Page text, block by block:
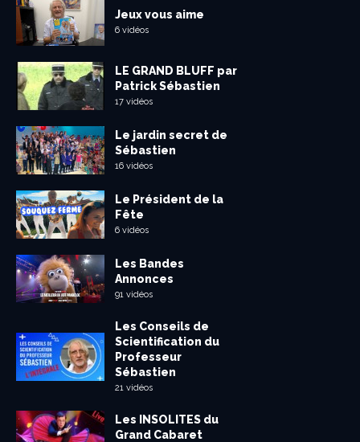
Jeux vous aime
6 vidéos
LE GRAND BLUFF par
Patrick Sébastien
17 vidéos
Le jardin secret de
Sébastien
16 vidéos
Le Président de la
Fête
6 vidéos
Les Bandes
Annonces
91 vidéos
Les Conseils de
Scientification du
Professeur
Sébastien
21 vidéos
Les INSOLITES du
Grand Cabaret